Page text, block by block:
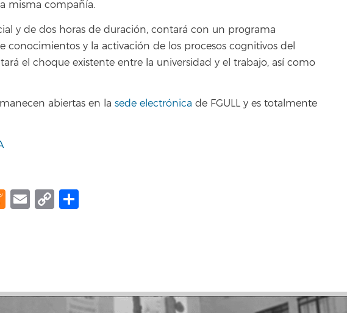
misma compañía.
y de dos horas de duración, contará con un programa
conocimientos y la activación de los procesos cognitivos del
el choque existente entre la universidad y el trabajo, así como
abiertas en la sede electrónica de FGULL y es totalmente
Meneame
Email
Copy